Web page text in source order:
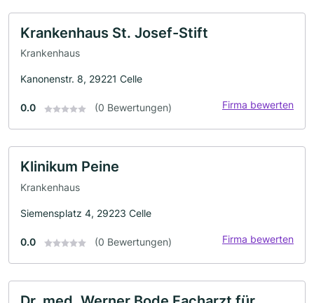
Krankenhaus St. Josef-Stift
Krankenhaus
Kanonenstr. 8, 29221 Celle
0.0 (0 Bewertungen) Firma bewerten
Klinikum Peine
Krankenhaus
Siemensplatz 4, 29223 Celle
0.0 (0 Bewertungen) Firma bewerten